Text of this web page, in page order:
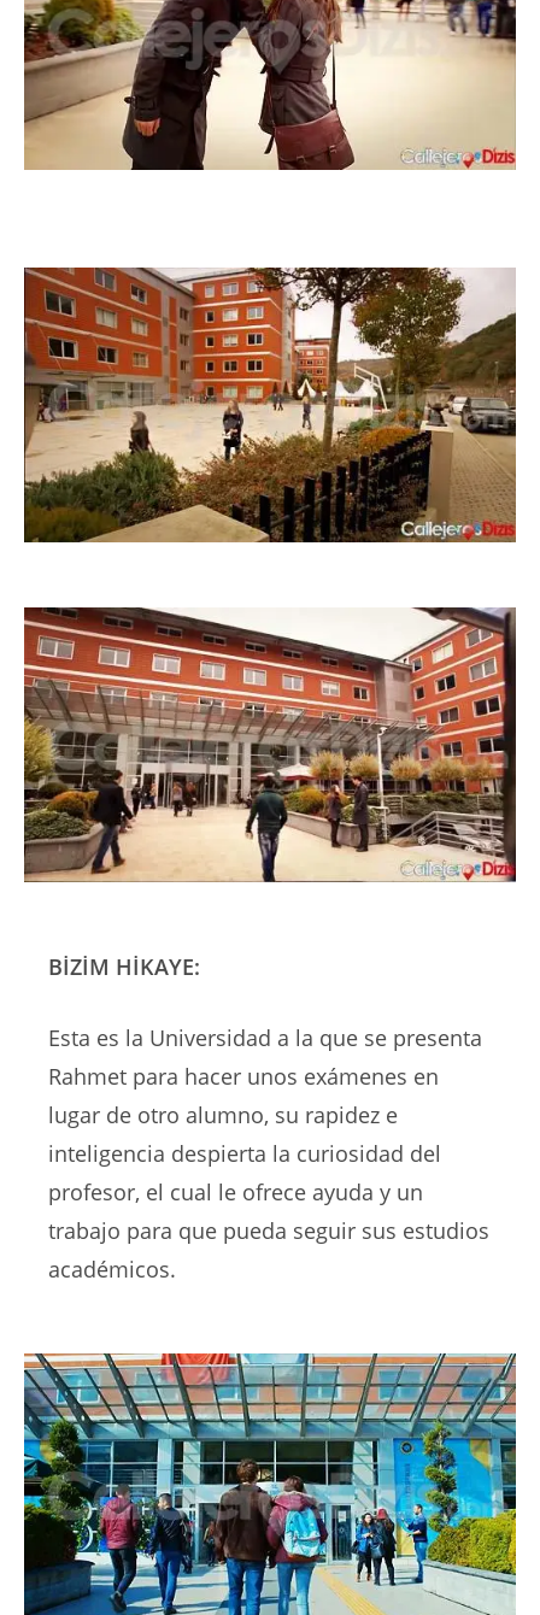
BİZİM HİKAYE:
Esta es la Universidad a la que se presenta
Rahmet para hacer unos exámenes en
lugar de otro alumno, su rapidez e
inteligencia despierta la curiosidad del
profesor, el cual le ofrece ayuda y un
trabajo para que pueda seguir sus estudios
académicos.